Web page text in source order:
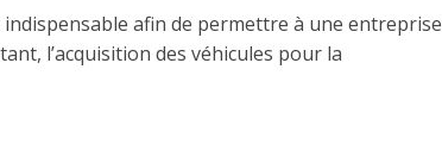
afin de permettre à une entreprise
l’acquisition des véhicules pour la